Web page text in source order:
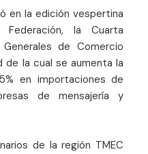
en la edición vespertina
la Cuarta
de Comercio
de la cual se aumenta la
en importaciones de
de mensajería y
de la región TMEC